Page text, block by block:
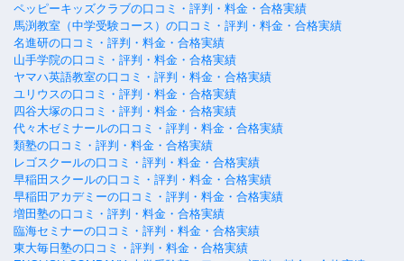
ペッピーキッズクラブの口コミ・評判・料金・合格実績
馬渕教室（中学受験コース）の口コミ・評判・料金・合格実績
名進研の口コミ・評判・料金・合格実績
山手学院の口コミ・評判・料金・合格実績
ヤマハ英語教室の口コミ・評判・料金・合格実績
ユリウスの口コミ・評判・料金・合格実績
四谷大塚の口コミ・評判・料金・合格実績
代々木ゼミナールの口コミ・評判・料金・合格実績
類塾の口コミ・評判・料金・合格実績
レゴスクールの口コミ・評判・料金・合格実績
早稲田スクールの口コミ・評判・料金・合格実績
早稲田アカデミーの口コミ・評判・料金・合格実績
増田塾の口コミ・評判・料金・合格実績
臨海セミナーの口コミ・評判・料金・合格実績
東大毎日塾の口コミ・評判・料金・合格実績